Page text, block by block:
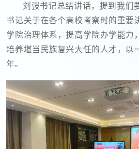
刘弢书记总结讲话，提到我们
书记关于在各个高校考察时的重要
学院治理体系，提高学院办学能力
培养堪当民族复兴大任的人才，以
年。